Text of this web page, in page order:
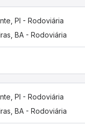
PI - Rodoviária
BA - Rodoviária
PI - Rodoviária
BA - Rodoviária